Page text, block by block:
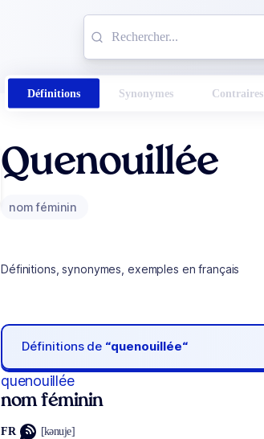
Définitions Synonymes Contraires
Quenouillée
nom féminin
Définitions, synonymes, exemples en français
Définitions de “quenouillée“
quenouillée
nom féminin
FR [kənuje]